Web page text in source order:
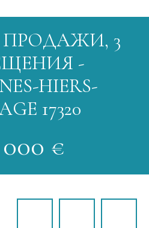
3
-
HIERS-
17320
000 €